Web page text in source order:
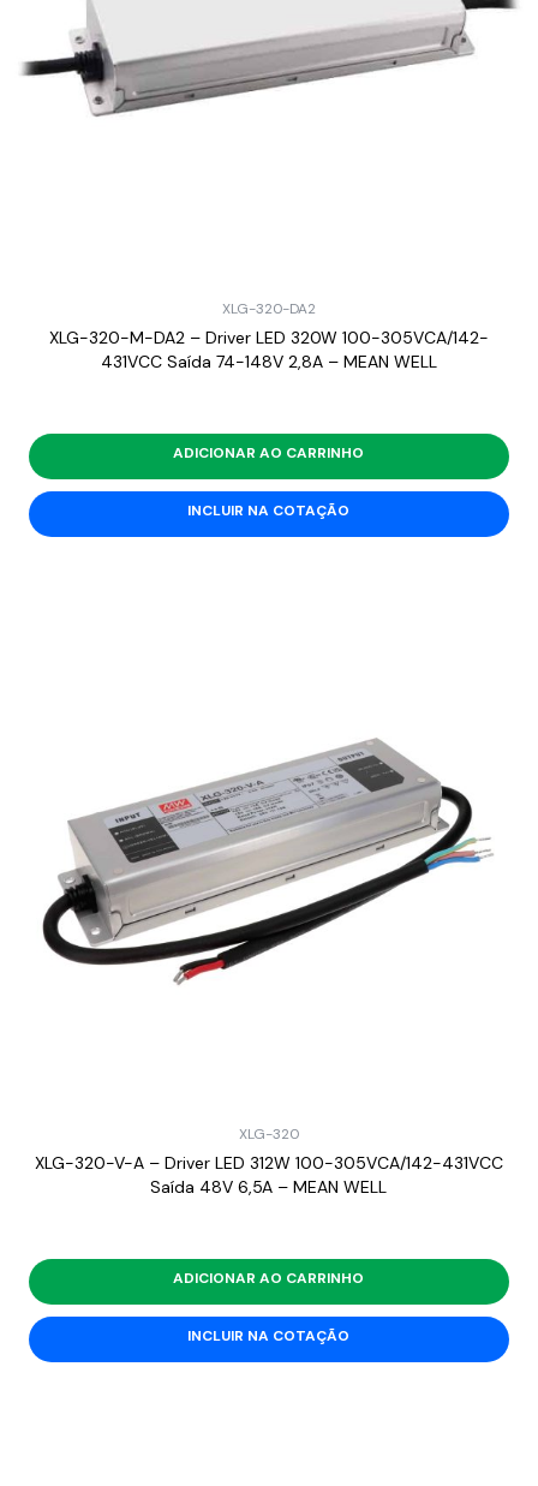
XLG-320-DA2
XLG-320-M-DA2 – Driver LED 320W 100-305VCA/142-
431VCC Saída 74-148V 2,8A – MEAN WELL
ADICIONAR AO CARRINHO
INCLUIR NA COTAÇÃO
XLG-320
XLG-320-V-A – Driver LED 312W 100-305VCA/142-431VCC
Saída 48V 6,5A – MEAN WELL
ADICIONAR AO CARRINHO
INCLUIR NA COTAÇÃO